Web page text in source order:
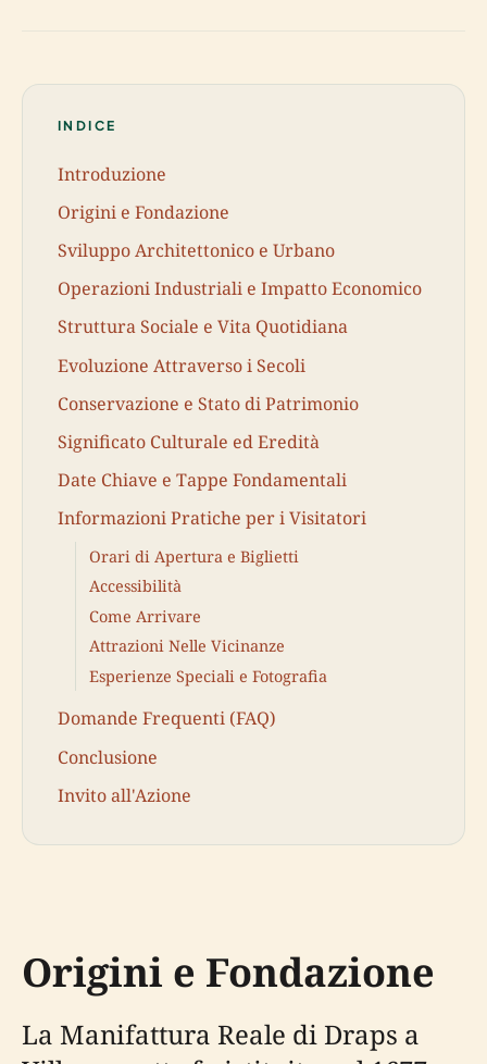
INDICE
Introduzione
Origini e Fondazione
Sviluppo Architettonico e Urbano
Operazioni Industriali e Impatto Economico
Struttura Sociale e Vita Quotidiana
Evoluzione Attraverso i Secoli
Conservazione e Stato di Patrimonio
Significato Culturale ed Eredità
Date Chiave e Tappe Fondamentali
Informazioni Pratiche per i Visitatori
Orari di Apertura e Biglietti
Accessibilità
Come Arrivare
Attrazioni Nelle Vicinanze
Esperienze Speciali e Fotografia
Domande Frequenti (FAQ)
Conclusione
Invito all'Azione
Origini e Fondazione
La Manifattura Reale di Draps a